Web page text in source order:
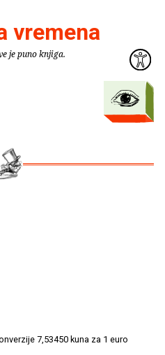
vremena
je puno knjiga.
7,53450 kuna za 1 euro